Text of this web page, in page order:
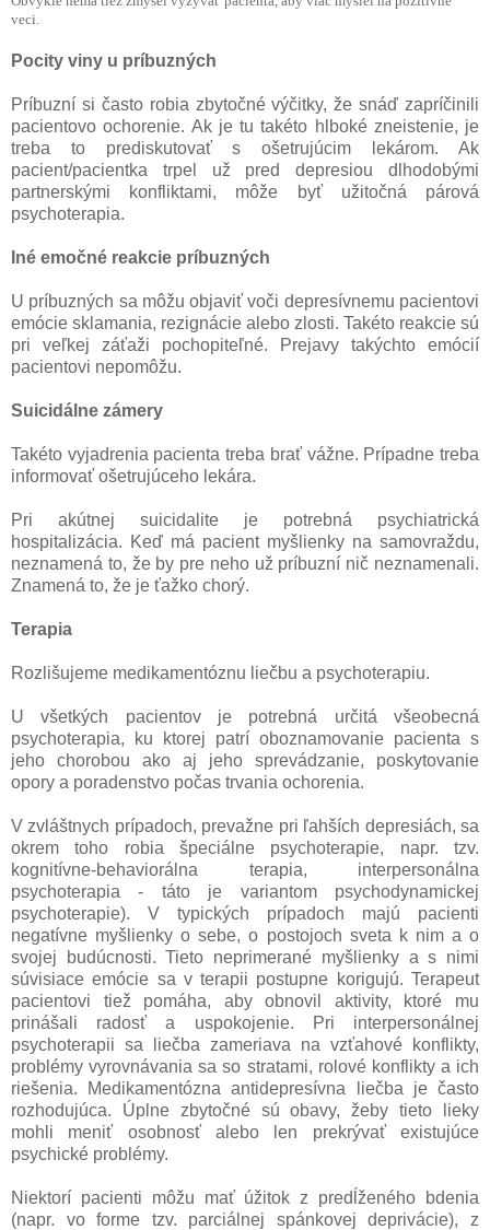
veci.
Pocity viny u príbuzných
Príbuzní si často robia zbytočné výčitky, že snáď zapríčinili
pacientovo ochorenie. Ak je tu takéto hlboké zneistenie, je
treba to prediskutovať s ošetrujúcim lekárom. Ak
pacient/pacientka trpel už pred depresiou dlhodobými
partnerskými konfliktami, môže byť užitočná párová
psychoterapia.
Iné emočné reakcie príbuzných
U príbuzných sa môžu objaviť voči depresívnemu pacientovi
emócie sklamania, rezignácie alebo zlosti. Takéto reakcie sú
pri veľkej záťaži pochopiteľné. Prejavy takýchto emócií
pacientovi nepomôžu.
Suicidálne zámery
Takéto vyjadrenia pacienta treba brať vážne. Prípadne treba
informovať ošetrujúceho lekára.
Pri akútnej suicidalite je potrebná psychiatrická
hospitalizácia. Keď má pacient myšlienky na samovraždu,
neznamená to, že by pre neho už príbuzní nič neznamenali.
Znamená to, že je ťažko chorý.
Terapia
Rozlišujeme medikamentóznu liečbu a psychoterapiu.
U všetkých pacientov je potrebná určitá všeobecná
psychoterapia, ku ktorej patrí oboznamovanie pacienta s
jeho chorobou ako aj jeho sprevádzanie, poskytovanie
opory a poradenstvo počas trvania ochorenia.
V zvláštnych prípadoch, prevažne pri ľahších depresiách, sa
okrem toho robia špeciálne psychoterapie, napr. tzv.
kognitívne-behaviorálna terapia, interpersonálna
psychoterapia - táto je variantom psychodynamickej
psychoterapie). V typických prípadoch majú pacienti
negatívne myšlienky o sebe, o postojoch sveta k nim a o
svojej budúcnosti. Tieto neprimerané myšlienky a s nimi
súvisiace emócie sa v terapii postupne korigujú. Terapeut
pacientovi tiež pomáha, aby obnovil aktivity, ktoré mu
prinášali radosť a uspokojenie. Pri interpersonálnej
psychoterapii sa liečba zameriava na vzťahové konflikty,
problémy vyrovnávania sa so stratami, rolové konflikty a ich
riešenia. Medikamentózna antidepresívna liečba je často
rozhodujúca. Úplne zbytočné sú obavy, žeby tieto lieky
mohli meniť osobnosť alebo len prekrývať existujúce
psychické problémy.
Niektorí pacienti môžu mať úžitok z predĺženého bdenia
(napr. vo forme tzv. parciálnej spánkovej deprivácie), z